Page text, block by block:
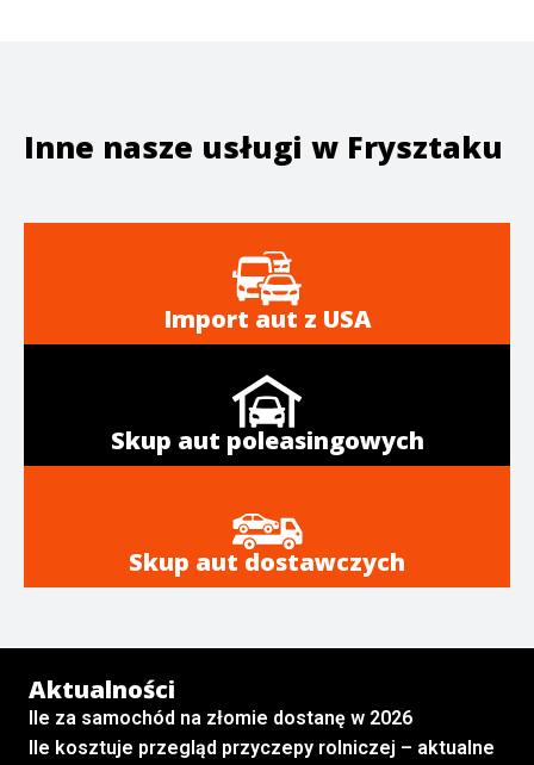
Inne nasze usługi w Frysztaku
Import aut z USA
Skup aut poleasingowych
Skup aut dostawczych
Aktualności
Ile za samochód na złomie dostanę w 2026
Ile kosztuje przegląd przyczepy rolniczej – aktualne